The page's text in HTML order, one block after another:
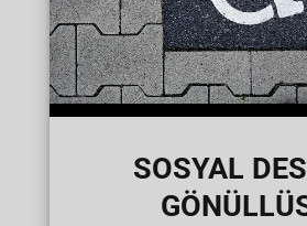
SOSYAL